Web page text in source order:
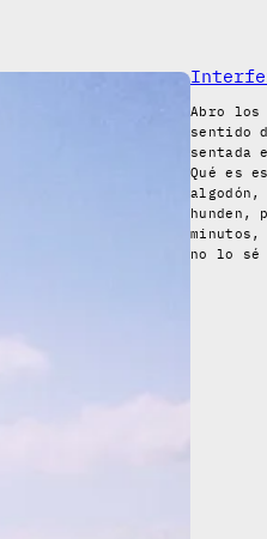
Abro los
sentido
sentada
Qué es
algodón,
hunden,
minutos,
no lo sé